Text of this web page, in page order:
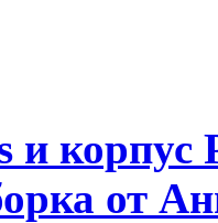
и корпус
от